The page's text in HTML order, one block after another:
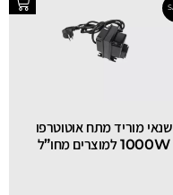
שנאי מוריד מתח אוטוטרפו
1000W למוצרים מחו”ל